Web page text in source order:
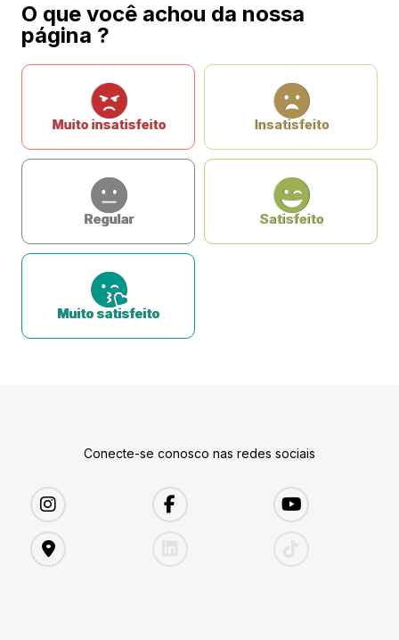
O que você achou da nossa
página ?
Muito insatisfeito Insatisfeito
Regular Satisfeito
Muito satisfeito
Conecte-se conosco nas redes sociais